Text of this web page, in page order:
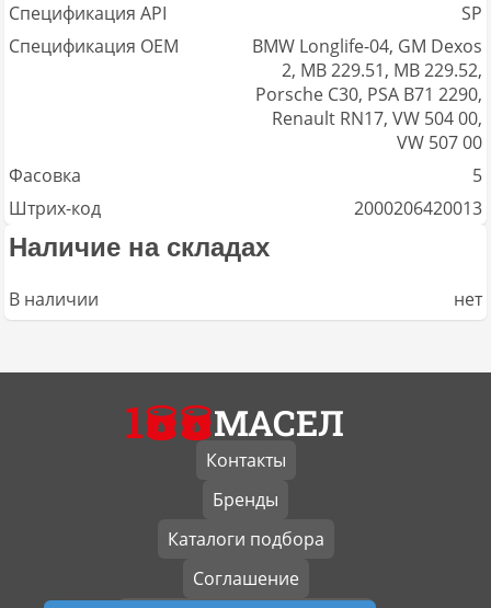
Спецификация API
SP
Спецификация OEM
BMW Longlife-04, GM Dexos
2, MB 229.51, MB 229.52,
Porsche C30, PSA B71 2290,
Renault RN17, VW 504 00,
VW 507 00
Фасовка
5
Штрих-код
2000206420013
Наличие на складах
В наличии нет
1 МАСЕЛ
Контакты
Бренды
Каталоги подбора
Соглашение